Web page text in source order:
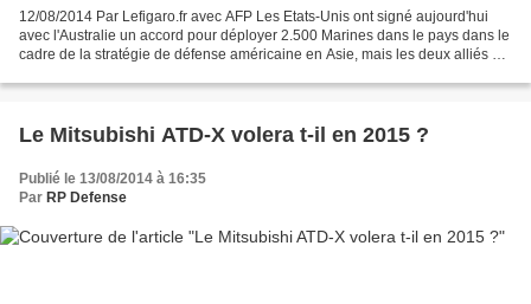
12/08/2014 Par Lefigaro.fr avec AFP Les Etats-Unis ont signé aujourd'hui
avec l'Australie un accord pour déployer 2.500 Marines dans le pays dans le
cadre de la stratégie de défense américaine en Asie, mais les deux alliés se
Le Mitsubishi ATD-X volera t-il en 2015 ?
Publié le 13/08/2014 à 16:35
Par RP Defense